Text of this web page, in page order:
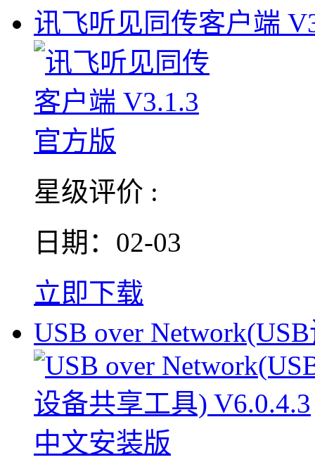
讯飞听见同传客户端
星级评价 :
日期：02-03
立即下载
USB over